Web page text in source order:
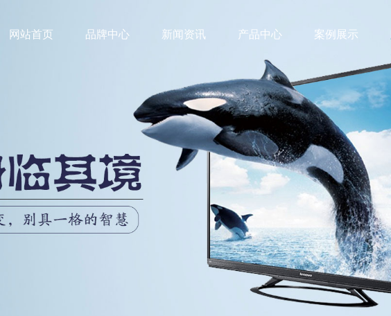
网站首页 品牌中心 新闻资讯 产品中心 案例展示